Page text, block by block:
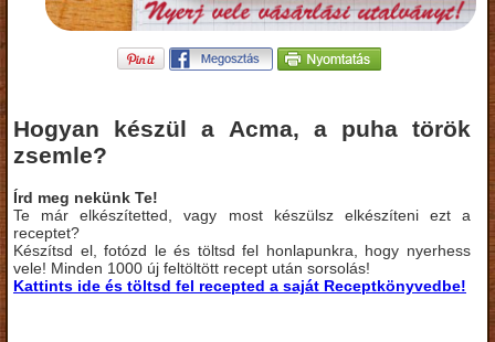
Hogyan készül a Acma, a puha török
zsemle?
Írd meg nekünk Te!
Te már elkészítetted, vagy most készülsz elkészíteni ezt a
receptet?
Készítsd el, fotózd le és töltsd fel honlapunkra, hogy nyerhess
vele! Minden 1000 új feltöltött recept után sorsolás!
Kattints ide és töltsd fel recepted a saját Receptkönyvedbe!